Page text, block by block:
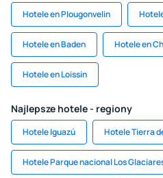
Hotele en Plougonvelin
Hotele en Baden Hotele en
Hotele en Loissin
Najlepsze hotele - regiony
Hotele Iguazú Hotele Tierra
Hotele Parque nacional Los